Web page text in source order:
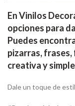
EnVinilos
opciones para
Puedes
pizarras, frases,
creativa y
Dale un toque de